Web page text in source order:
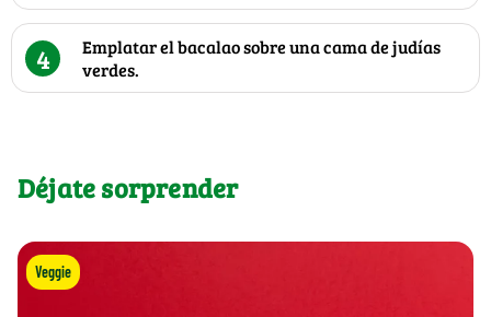
4
Emplatar el bacalao sobre una cama de judías
verdes.
Déjate sorprender
Veggie